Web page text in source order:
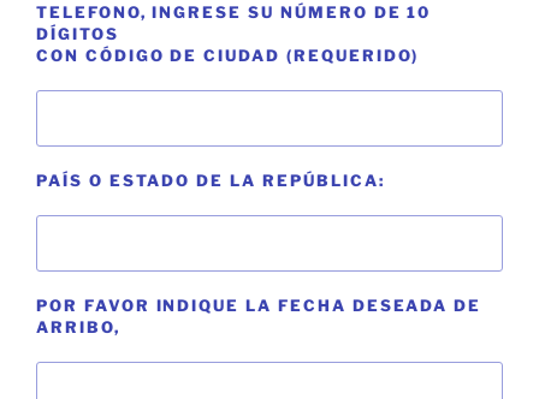
TELEFONO, INGRESE SU NÚMERO DE 10
DÍGITOS
CON CÓDIGO DE CIUDAD (REQUERIDO)
PAÍS O ESTADO DE LA REPÚBLICA:
POR FAVOR INDIQUE LA FECHA DESEADA DE
ARRIBO,